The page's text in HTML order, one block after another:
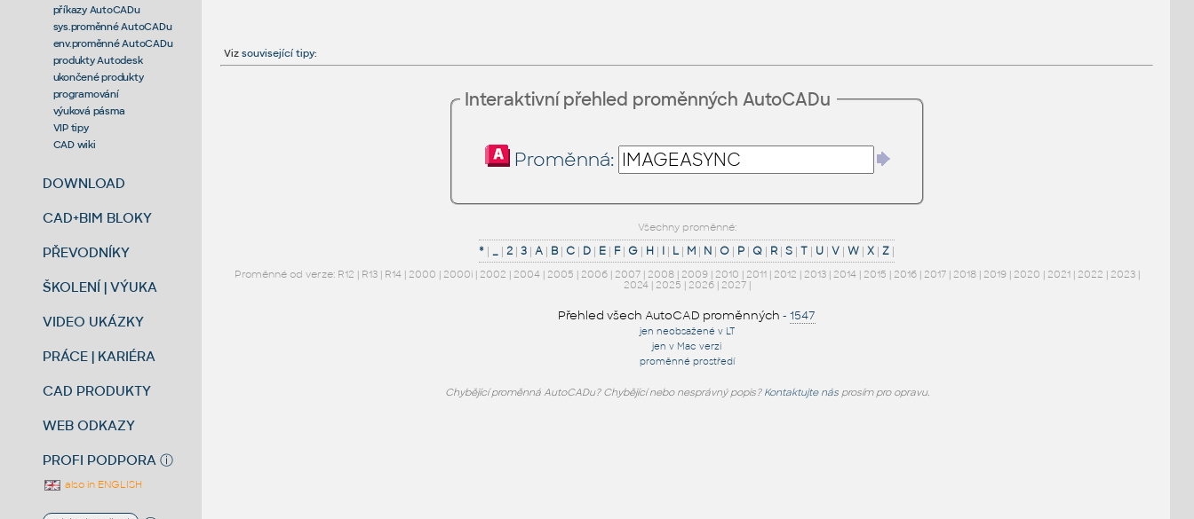
příkazy AutoCADu
sys.proměnné AutoCADu
env.proměnné AutoCADu
produkty Autodesk
ukončené produkty
programování
výuková pásma
VIP tipy
CAD wiki
DOWNLOAD
CAD+BIM BLOKY
PŘEVODNÍKY
ŠKOLENÍ | VÝUKA
VIDEO UKÁZKY
PRÁCE | KARIÉRA
CAD PRODUKTY
WEB ODKAZY
PROFI PODPORA ⓘ
also in ENGLISH
Viz související tipy:
Interaktivní přehled proměnných AutoCADu
Proměnná:
Všechny proměnné:
* | _ |2 |3 |A | B |C | D | E | F|G | H | I | L | M | N |O | P |Q | R |S |T | U |V |W |X |Z |
Proměnné od verze: R12 | R13| R14| 2000 | 2000i| 2002 | 2004| 2005 | 2006| 2007| 2008| 2009| 2010 | 2011| 2012 | 2013| 2014| 2015 | 2016| 2017| 2018| 2019| 2020 | 2021| 2022 | 2023|
2024| 2025 | 2026| 2027|
Přehled všech AutoCAD proměnných -1547
jen neobsažené v LT
jen v Mac verzi
proměnné prostředí
Chybějící proměnná AutoCADu? Chybějící nebo nesprávný popis? Kontaktujte násprosím pro opravu.